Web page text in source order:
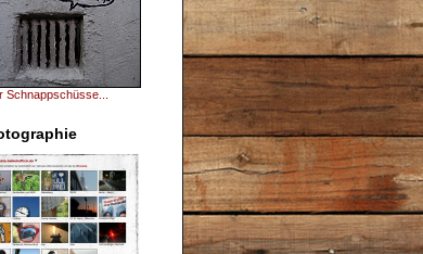
Schnappschüsse...